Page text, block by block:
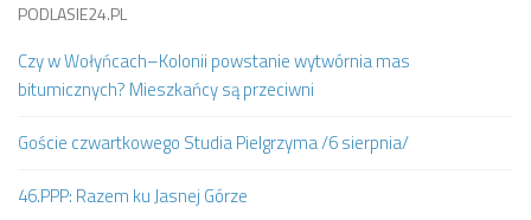
PODLASIE24.PL
Czy w Wołyńcach–Kolonii powstanie wytwórnia mas
bitumicznych? Mieszkańcy są przeciwni
Goście czwartkowego Studia Pielgrzyma /6 sierpnia/
46.PPP: Razem ku Jasnej Górze